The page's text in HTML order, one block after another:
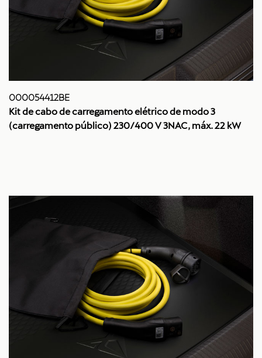
000054412BE
Kit de cabo de carregamento elétrico de modo 3
(carregamento público) 230/400 V 3NAC, máx. 22 kW